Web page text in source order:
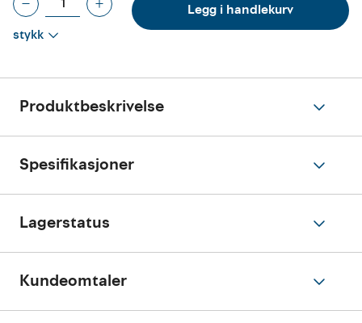
stykk
Legg i handlekurv
Produktbeskrivelse
Spesifikasjoner
Lagerstatus
Kundeomtaler